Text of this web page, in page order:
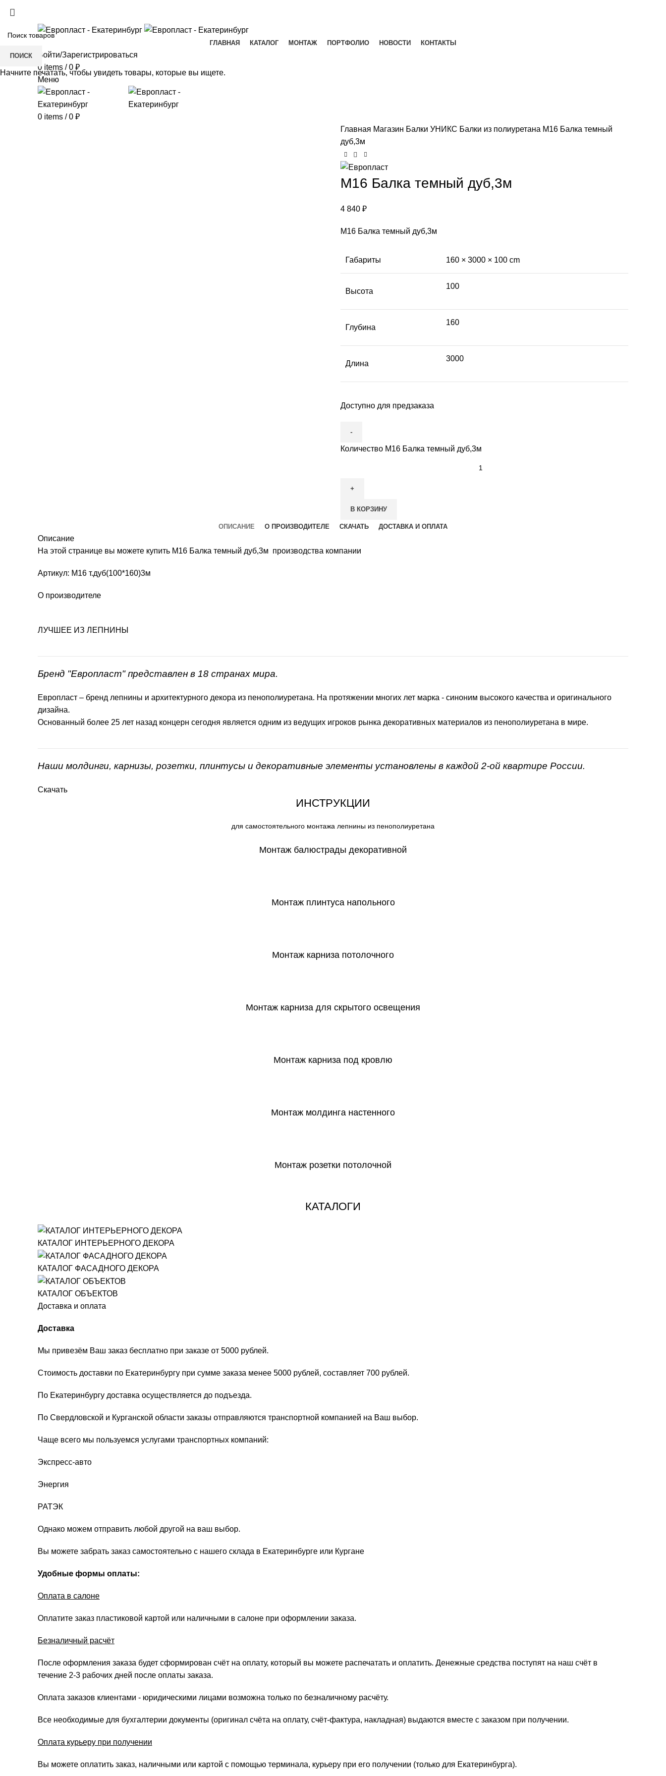
ГЛАВНАЯ КАТАЛОГ МОНТАЖ ПОРТФОЛИО НОВОСТИ КОНТАКТЫ
Войти/Зарегистрироваться
0 items / 0 ₽
Меню
0 items / 0 ₽
Главная Магазин Балки УНИКС Балки из полиуретана М16 Балка темный
дуб,3м
М16 Балка темный дуб,3м
4 840 ₽
М16 Балка темный дуб,3м
Габариты 160 × 3000 × 100 cm
Высота
100
Глубина
160
Длина
3000
Доступно для предзаказа
Количество М16 Балка темный дуб,3м
В КОРЗИНУ
ОПИСАНИЕ О ПРОИЗВОДИТЕЛЕ СКАЧАТЬ ДОСТАВКА И ОПЛАТА
Описание
На этой странице вы можете купить М16 Балка темный дуб,3м производства компании
Артикул: М16 т.дуб(100*160)3м
О производителе
ЛУЧШЕЕ ИЗ ЛЕПНИНЫ
Бренд "Европласт" представлен в 18 странах мира.
Европласт – бренд лепнины и архитектурного декора из пенополиуретана. На протяжении многих лет марка - синоним высокого качества и оригинального
дизайна.
Основанный более 25 лет назад концерн сегодня является одним из ведущих игроков рынка декоративных материалов из пенополиуретана в мире.
Наши молдинги, карнизы, розетки, плинтусы и декоративные элементы установлены в каждой 2-ой квартире России.
Скачать
ИНСТРУКЦИИ
для самостоятельного монтажа лепнины из пенополиуретана
Монтаж балюстрады декоративной
Монтаж плинтуса напольного
Монтаж карниза потолочного
Монтаж карниза для скрытого освещения
Монтаж карниза под кровлю
Монтаж молдинга настенного
Монтаж розетки потолочной
КАТАЛОГИ
КАТАЛОГ ИНТЕРЬЕРНОГО ДЕКОРА
КАТАЛОГ ФАСАДНОГО ДЕКОРА
КАТАЛОГ ОБЪЕКТОВ
Доставка и оплата
Доставка
Мы привезём Ваш заказ бесплатно при заказе от 5000 рублей.
Стоимость доставки по Екатеринбургу при сумме заказа менее 5000 рублей, составляет 700 рублей.
По Екатеринбургу доставка осуществляется до подъезда.
По Свердловской и Курганской области заказы отправляются транспортной компанией на Ваш выбор.
Чаще всего мы пользуемся услугами транспортных компаний:
Экспресс-авто
Энергия
РАТЭК
Однако можем отправить любой другой на ваш выбор.
Вы можете забрать заказ самостоятельно с нашего склада в Екатеринбурге или Кургане
Удобные формы оплаты:
Оплата в салоне
Оплатите заказ пластиковой картой или наличными в салоне при оформлении заказа.
Безналичный расчёт
После оформления заказа будет сформирован счёт на оплату, который вы можете распечатать и оплатить. Денежные средства поступят на наш счёт в
течение 2-3 рабочих дней после оплаты заказа.
Оплата заказов клиентами - юридическими лицами возможна только по безналичному расчёту.
Все необходимые для бухгалтерии документы (оригинал счёта на оплату, счёт-фактура, накладная) выдаются вместе с заказом при получении.
Оплата курьеру при получении
Вы можете оплатить заказ, наличными или картой с помощью терминала, курьеру при его получении (только для Екатеринбурга).
ПОИСК
Начните печатать, чтобы увидеть товары, которые вы ищете.